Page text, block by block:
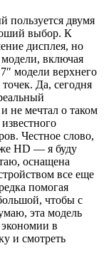
пользуется двумя
выбор. К
дисплея, но
модели, включая
модели верхнего
Да, сегодня
не мечтал о таком
Честное слово,
HD — я буду
оснащена
все еще
помогая
чтобы с
эта модель
в
и смотреть